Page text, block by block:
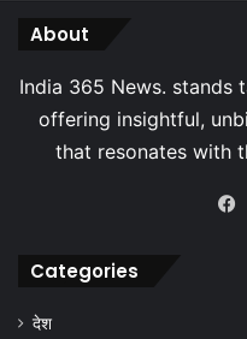
About
Categories
देश